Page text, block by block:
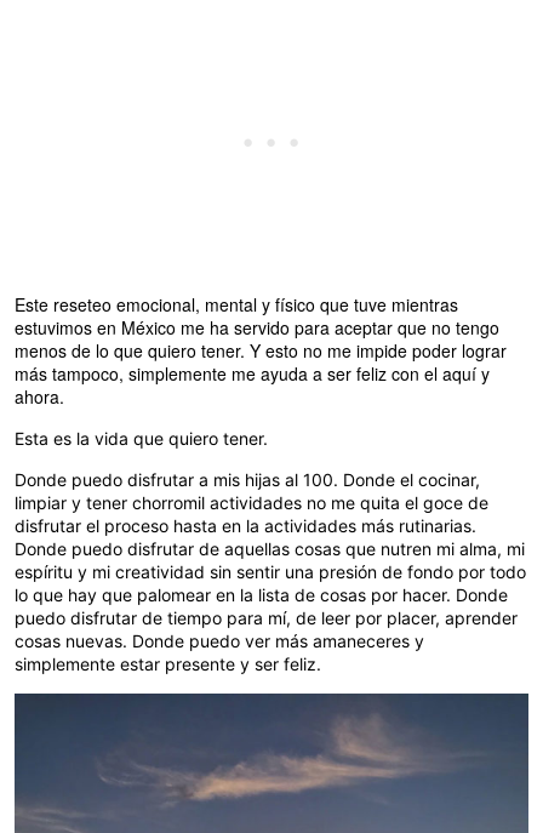
Este reseteo emocional, mental y físico que tuve mientras
estuvimos en México me ha servido para aceptar que no tengo
menos de lo que quiero tener. Y esto no me impide poder lograr
más tampoco, simplemente me ayuda a ser feliz con el aquí y
ahora.
Esta es la vida que quiero tener.
Donde puedo disfrutar a mis hijas al 100. Donde el cocinar,
limpiar y tener chorromil actividades no me quita el goce de
disfrutar el proceso hasta en la actividades más rutinarias.
Donde puedo disfrutar de aquellas cosas que nutren mi alma, mi
espíritu y mi creatividad sin sentir una presión de fondo por todo
lo que hay que palomear en la lista de cosas por hacer. Donde
puedo disfrutar de tiempo para mí, de leer por placer, aprender
cosas nuevas. Donde puedo ver más amaneceres y
simplemente estar presente y ser feliz.